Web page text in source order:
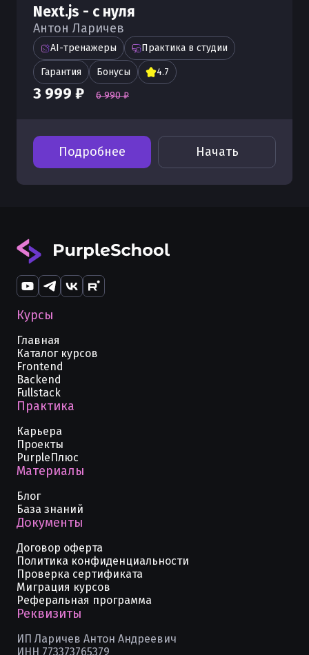
Next.js - с нуля
Антон Ларичев
AI-тренажеры Практика в студии
Гарантия Бонусы 4.7
3 999 ₽ 6 990 ₽
Подробнее Начать
Курсы
Главная
Каталог курсов
Frontend
Backend
Fullstack
Практика
Карьера
Проекты
PurpleПлюс
Материалы
Блог
База знаний
Документы
Договор оферта
Политика конфиденциальности
Проверка сертификата
Миграция курсов
Реферальная программа
Реквизиты
ИП Ларичев Антон Андреевич
ИНН 773373765379